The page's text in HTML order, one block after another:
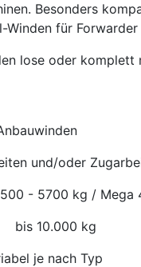
Besonders
Winden für
lose oder
und/oder
- 5700 kg / Mega
bis 10.000 kg
je nach Typ